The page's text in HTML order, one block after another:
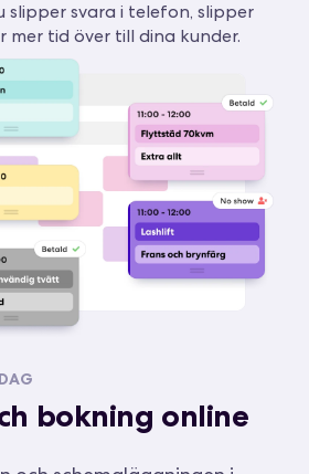
slipper svara i telefon, slipper
mer tid över till dina kunder.
bokning online